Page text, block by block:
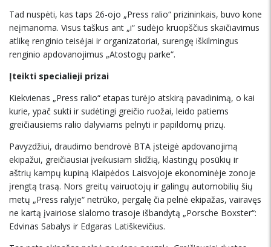
Tad nuspėti, kas taps 26-ojo „Press ralio“ prizininkais, buvo kone
neįmanoma. Visus taškus ant „i“ sudėjo kruopščius skaičiavimus
atlikę renginio teisėjai ir organizatoriai, surengę iškilmingus
renginio apdovanojimus „Atostogų parke“.
Įteikti specialieji prizai
Kiekvienas „Press ralio“ etapas turėjo atskirą pavadinimą, o kai
kurie, ypač sukti ir sudėtingi greičio ruožai, leido patiems
greičiausiems ralio dalyviams pelnyti ir papildomų prizų.
Pavyzdžiui, draudimo bendrovė BTA įsteigė apdovanojimą
ekipažui, greičiausiai įveikusiam slidžią, klastingų posūkių ir
aštrių kampų kupiną Klaipėdos Laisvojoje ekonominėje zonoje
įrengtą trasą. Nors greitų vairuotojų ir galingų automobilių šių
metų „Press ralyje“ netrūko, pergalę čia pelnė ekipažas, vairavęs
ne kartą įvairiose slalomo trasoje išbandytą „Porsche Boxster“:
Edvinas Sabalys ir Edgaras Latiškevičius.